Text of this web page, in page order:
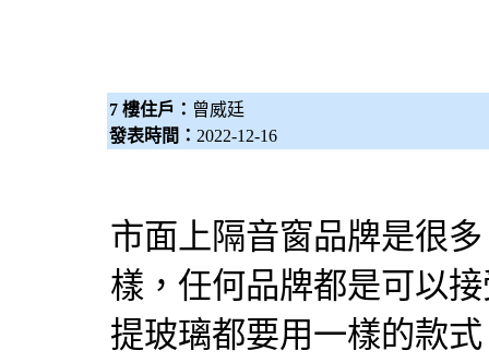
7 樓住戶： 曾威廷
發表時間： 2022-12-16
市面上隔音窗品牌是很
樣，任何品牌都是可以
提玻璃都要用一樣的款